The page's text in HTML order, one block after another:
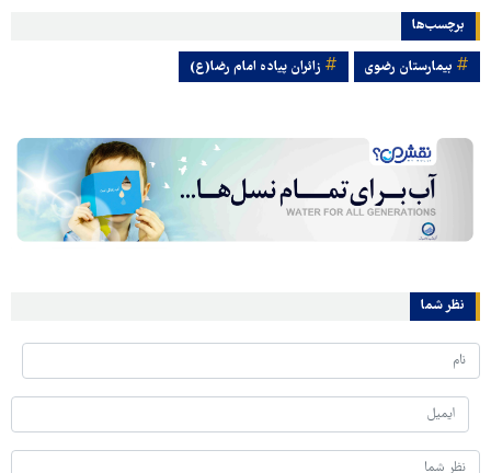
برچسب‌ها
بیمارستان رضوی زائران پیاده امام رضا(ع)
نظر شما